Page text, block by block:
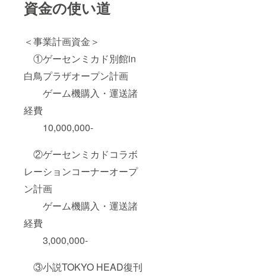
資金の使い道
＜事業計画資金＞
①ゲーセンミカド別館in
白鳥プラザオープン計画
ゲーム機購入・運送諸
経費
10,000,000-
②ゲーセンミカドコラボ
レーションコーナーオープ
ン計画
ゲーム機購入・運送諸
経費
3,000,000-
③小説TOKYO HEAD復刊